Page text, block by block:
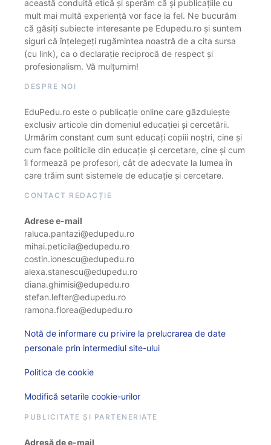
această conduită etică și sperăm că și publicațiile cu
mult mai multă experiență vor face la fel. Ne bucurăm
că găsiți subiecte interesante pe Edupedu.ro și suntem
siguri că înțelegeți rugămintea noastră de a cita sursa
(cu link), ca o declarație reciprocă de respect și
profesionalism. Vă mulțumim!
DESPRE NOI
EduPedu.ro este o publicație online care găzduiește
exclusiv articole din domeniul educației și cercetării.
Urmărim constant cum sunt educați copiii noștri, cine și
cum face politicile din educație și cercetare, cine și cum
îi formează pe profesori, cât de adecvate la lumea în
care trăim sunt sistemele de educație și cercetare.
CONTACT REDACȚIE
Adrese e-mail
raluca.pantazi@edupedu.ro
mihai.peticila@edupedu.ro
costin.ionescu@edupedu.ro
alexa.stanescu@edupedu.ro
diana.ghimisi@edupedu.ro
stefan.lefter@edupedu.ro
ramona.florea@edupedu.ro
Notă de informare cu privire la prelucrarea de date
personale prin intermediul site-ului
Politica de cookie
Modifică setarile cookie-urilor
PUBLICITATE ȘI PARTENERIATE
Adresă de e-mail